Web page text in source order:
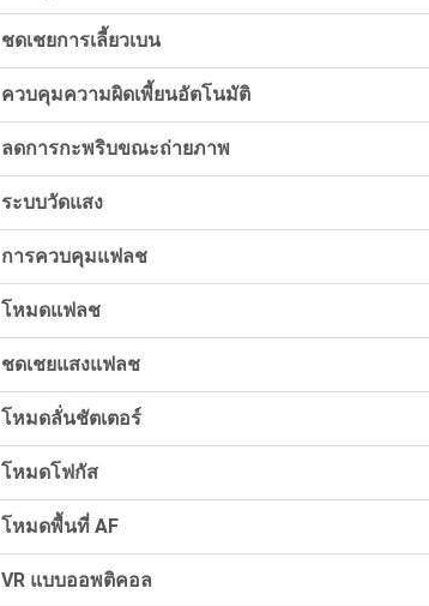
ชดเชยการเลี้ยวเบน
ควบคุมความผิดเพี้ยนอัตโนมัติ
ลดการกะพริบขณะถ่ายภาพ
ระบบวัดแสง
การควบคุมแฟลช
โหมดแฟลช
ชดเชยแสงแฟลช
โหมดลั่นชัตเตอร์
โหมดโฟกัส
โหมดพื้นที่ AF
VR แบบออพติคอล